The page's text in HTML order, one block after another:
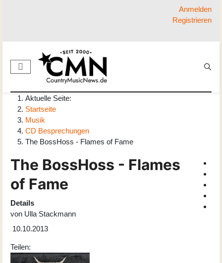
Anmelden
Registrieren
Aktuelle Seite:
Startseite
Musik
CD Besprechungen
The BossHoss - Flames of Fame
The BossHoss - Flames
of Fame
Details
von Ulla Stackmann
10.10.2013
Teilen: